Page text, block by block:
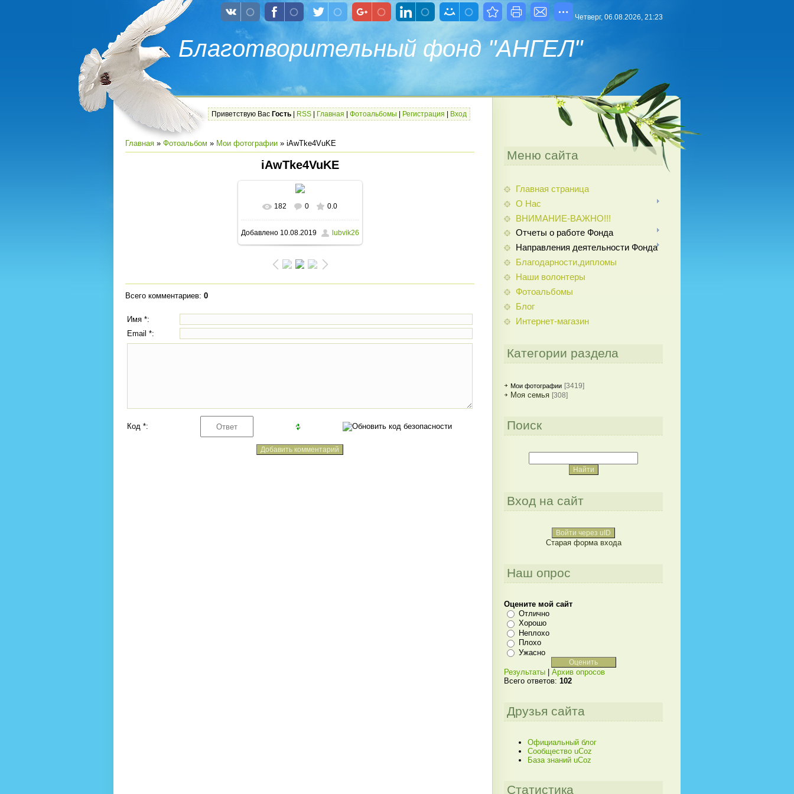
Благотворительный фонд "АНГЕЛ"
Четверг, 06.08.2026, 21:23
Приветствую Вас Гость RSS Главная Фотоальбомы Регистрация Вход
Главная » Фотоальбом » Мои фотографии » iAwTke4VuKE
iAwTke4VuKE
В реальном размере
1280x853/ 337.9Kb
182 0 0.0
Добавлено10.08.2019 lubvik26
Всего комментариев: 0
Имя *:
Email *:
Код *:
Меню сайта
Главная страница
О Нас
ВНИМАНИЕ-ВАЖНО!!!
Отчеты о работе Фонда
Направления деятельности Фонда
Благодарности,дипломы
Наши волонтеры
Фотоальбомы
Блог
Интернет-магазин
Категории раздела
Мои фотографии [3419]
Моя семья [308]
Поиск
Вход на сайт
Войти через uID
Старая форма входа
Наш опрос
Оцените мой сайт
Отлично
Хорошо
Неплохо
Плохо
Ужасно
Результаты
Архив опросов
Всего ответов: 102
Друзья сайта
Официальный блог
Сообщество uCoz
База знаний uCoz
Статистика